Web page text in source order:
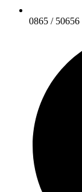
0865 / 50656